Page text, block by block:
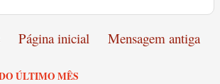
Mensagem antiga
Página inicial
ÚLTIMO MÊS